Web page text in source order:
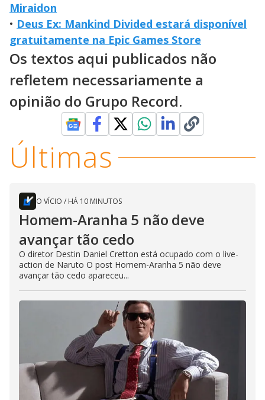
Miraidon
• Deus Ex: Mankind Divided estará disponível
gratuitamente na Epic Games Store
Os textos aqui publicados não
refletem necessariamente a
opinião do Grupo Record.
Últimas
O VÍCIO / HÁ 10 MINUTOS
Homem-Aranha 5 não deve
avançar tão cedo
O diretor Destin Daniel Cretton está ocupado com o live-
action de Naruto O post Homem-Aranha 5 não deve
avançar tão cedo apareceu...